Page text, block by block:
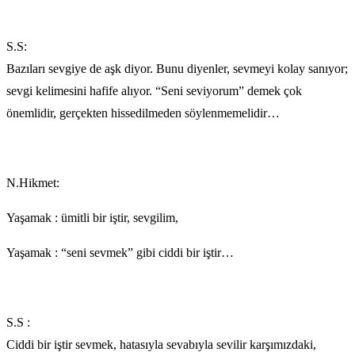
S.S:
Bazıları sevgiye de aşk diyor. Bunu diyenler, sevmeyi kolay sanıyor;
sevgi kelimesini hafife alıyor. “Seni seviyorum” demek çok
önemlidir, gerçekten hissedilmeden söylenmemelidir…
N.Hikmet:
Yaşamak : ümitli bir iştir, sevgilim,
Yaşamak : “seni sevmek” gibi ciddi bir iştir…
S.S :
Ciddi bir iştir sevmek, hatasıyla sevabıyla sevilir karşımızdaki,